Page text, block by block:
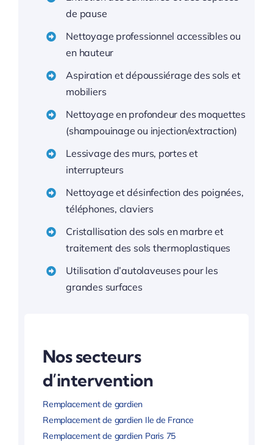
de pause
Nettoyage professionnel accessibles ou
en hauteur
Aspiration et dépoussiérage des sols et
mobiliers
Nettoyage en profondeur des moquettes
(shampouinage ou injection/extraction)
Lessivage des murs, portes et
interrupteurs
Nettoyage et désinfection des poignées,
téléphones, claviers
Cristallisation des sols en marbre et
traitement des sols thermoplastiques
Utilisation d’autolaveuses pour les
grandes surfaces
Nos secteurs
d’intervention
Remplacement de gardien
Remplacement de gardien Ile de France
Remplacement de gardien Paris 75